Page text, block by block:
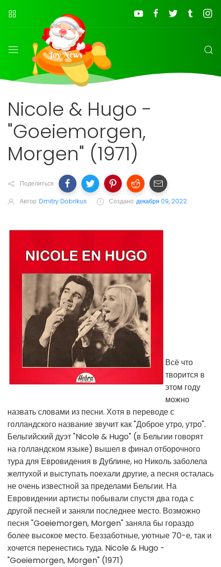
Nicole & Hugo -
"Goeiemorgen,
Morgen" (1971)
Поделиться
Автор Dmitry Dobrikus Создано декабря 09, 2022
Всё что
творится в
этом году
можно
назвать словами из песни. Хотя в переводе с
голландского название звучит как "Доброе утро, утро".
Бельгийский дуэт "Nicole & Hugo" (в Бельгии говорят
на голландском языке) вышел в финал отборочного
тура для Евровидения в Дублине, но Николь заболела
желтухой и выступать поехали другие, а песня осталась
не очень известной за пределами Бельгии. На
Евровидении артисты побывали спустя два года с
другой песней и заняли последнее место. Возможно
песня "Goeiemorgen, Morgen" заняла бы гораздо
более высокое место. Беззаботные, уютные 70-е, так и
хочется перенестись туда. Nicole & Hugo -
"Goeiemorgen, Morgen" (1971)